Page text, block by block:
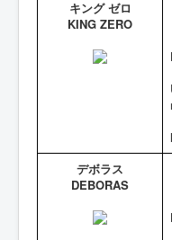
キング ゼロ
KING ZERO
デボラス
DEBORAS